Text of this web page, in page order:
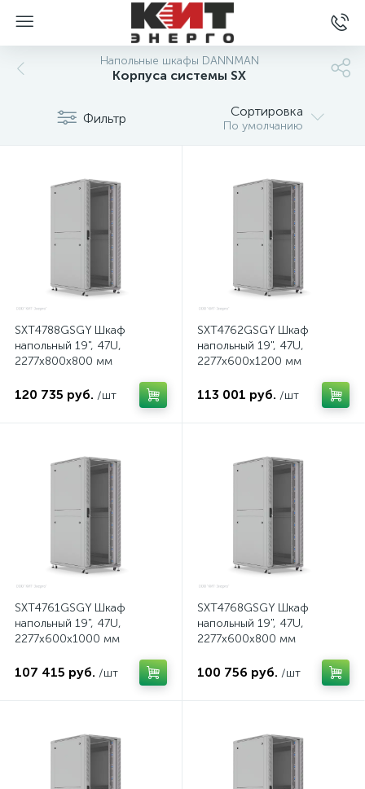
Напольные шкафы DANNMAN
Корпуса системы SX
Фильтр Сортировка
По умолчанию
SXT4788GSGY Шкаф
напольный 19", 47U,
2277x800х800 мм
120 735 руб. /шт
SXT4762GSGY Шкаф
напольный 19", 47U,
2277x600х1200 мм
113 001 руб. /шт
SXT4761GSGY Шкаф
напольный 19", 47U,
2277x600х1000 мм
107 415 руб. /шт
SXT4768GSGY Шкаф
напольный 19", 47U,
2277x600х800 мм
100 756 руб. /шт